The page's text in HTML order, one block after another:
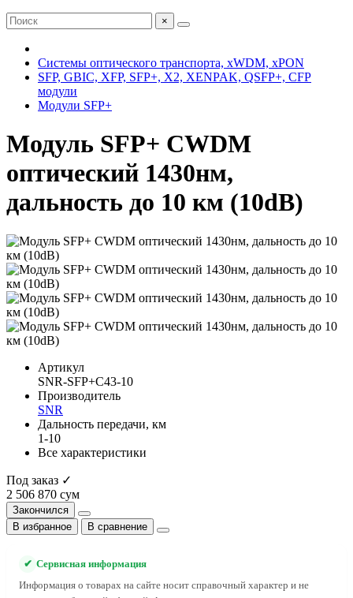
×
Системы оптического транспорта, xWDM, xPON
SFP, GBIC, XFP, SFP+, X2, XENPAK, QSFP+, CFP
модули
Модули SFP+
Модуль SFP+ CWDM
оптический 1430нм,
дальность до 10 км (10dB)
Артикул
SNR-SFP+C43-10
Производитель
SNR
Дальность передачи, км
1-10
Все характеристики
Под заказ ✓
2 506 870 сум
Закончился
В избранное
В сравнение
✔ Сервисная информация
Информация о товарах на сайте носит справочный характер и не